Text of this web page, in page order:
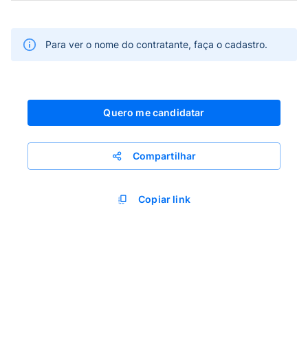
Para ver o nome do contratante, faça o cadastro.
Quero me candidatar
Compartilhar
Copiar link